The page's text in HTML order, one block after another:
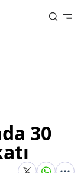
30